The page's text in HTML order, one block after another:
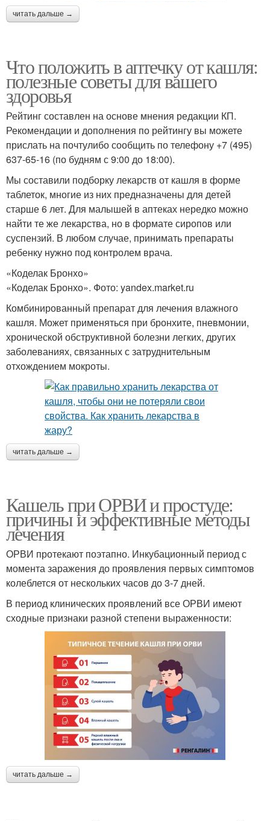
читать дальше →
Что положить в аптечку от кашля:
полезные советы для вашего
здоровья
Рейтинг составлен на основе мнения редакции КП.
Рекомендации и дополнения по рейтингу вы можете
прислать на почтулибо сообщить по телефону +7 (495)
637-65-16 (по будням с 9:00 до 18:00).
Мы составили подборку лекарств от кашля в форме
таблеток, многие из них предназначены для детей
старше 6 лет. Для малышей в аптеках нередко можно
найти те же лекарства, но в формате сиропов или
суспензий. В любом случае, принимать препараты
ребенку нужно под контролем врача.
«Коделак Бронхо»
«Коделак Бронхо». Фото: yandex.market.ru
Комбинированный препарат для лечения влажного
кашля. Может применяться при бронхите, пневмонии,
хронической обструктивной болезни легких, других
заболеваниях, связанных с затруднительным
отхождением мокроты.
читать дальше →
Кашель при ОРВИ и простуде:
причины и эффективные методы
лечения
ОРВИ протекают поэтапно. Инкубационный период с
момента заражения до проявления первых симптомов
колеблется от нескольких часов до 3-7 дней.
В период клинических проявлений все ОРВИ имеют
сходные признаки разной степени выраженности:
читать дальше →